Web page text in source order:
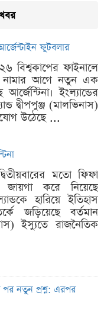
ফুটবলার
বিশ্বকাপের ফাইনালে
নামার আগে নতুন এক
ইংল্যান্ডের
দ্বীপপুঞ্জ (মালভিনাস)
উঠেছে ...
মতো ফিফা
জায়গা করে নিয়েছে
হারিয়ে ইতিহাস
জড়িয়েছে বর্তমান
ইস্যুতে রাজনৈতিক
পর নতুন প্রশ্ন: এরপর